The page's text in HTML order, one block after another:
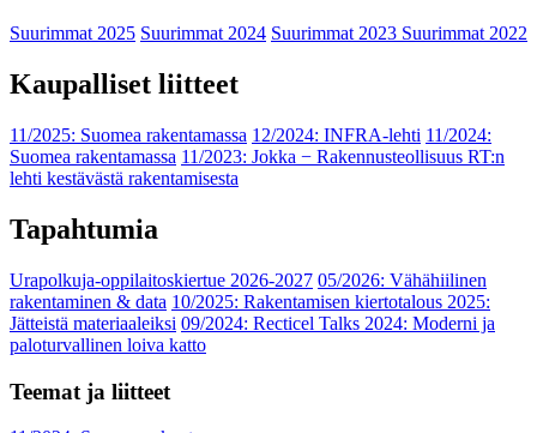
Suurimmat 2025 Suurimmat 2024 Suurimmat 2023 Suurimmat 2022
Kaupalliset liitteet
11/2025: Suomea rakentamassa 12/2024: INFRA-lehti 11/2024:
Suomea rakentamassa 11/2023: Jokka − Rakennusteollisuus RT:n
lehti kestävästä rakentamisesta
Tapahtumia
Urapolkuja-oppilaitoskiertue 2026-2027 05/2026: Vähähiilinen
rakentaminen & data 10/2025: Rakentamisen kiertotalous 2025:
Jätteistä materiaaleiksi 09/2024: Recticel Talks 2024: Moderni ja
paloturvallinen loiva katto
Teemat ja liitteet